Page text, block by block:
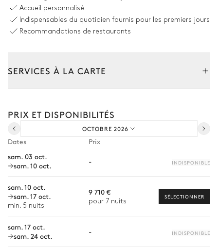
Piscine
Chauffable · Au chlore
Jardin
Mediterranéen
Accueil personnalisé
Indispensables du quotidien fournis pour les premiers jours
Recommandations de restaurants
SERVICES À LA CARTE
Transfert à l'arrivée et au départ
Courses livrées avant l'arrivée
Chef à domicile
Bien-être à domicile
Location de vélo
PRIX ET DISPONIBILITÉS
OCTOBRE 2026
Dates
Prix
sam. 03 oct.
sam. 10 oct.
- INDISPONIBLE
sam. 10 oct.
sam. 17 oct.
min. 5 nuits
9 710 €
pour 7 nuits
SÉLECTIONNER
sam. 17 oct.
sam. 24 oct.
- INDISPONIBLE